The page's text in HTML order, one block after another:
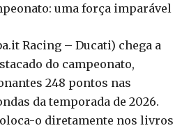
uma força imparável
Racing – Ducati) chega a
do campeonato,
248 pontos nas
da temporada de 2026.
o diretamente nos livros